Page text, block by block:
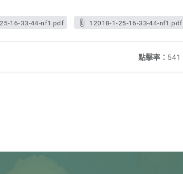
16-33-44-nf1.pdf 12018-1-25-16-33-44-nf1.pdf
點擊率： 541